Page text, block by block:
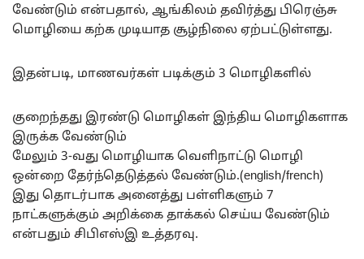
வேண்டும் என்பதால், ஆங்கிலம் தவிர்த்து பிரெஞ்சு
மொழியை கற்க முடியாத சூழ்நிலை ஏற்பட்டுள்ளது.
இதன்படி, மாணவர்கள் படிக்கும் 3 மொழிகளில்
குறைந்தது இரண்டு மொழிகள் இந்திய மொழிகளாக
இருக்க வேண்டும்
மேலும் 3-வது மொழியாக வெளிநாட்டு மொழி
ஒன்றை தேர்ந்தெடுத்தல் வேண்டும்.(english/french)
இது தொடர்பாக அனைத்து பள்ளிகளும் 7
நாட்களுக்கும் அறிக்கை தாக்கல் செய்ய வேண்டும்
என்பதும் சிபிஎஸ்இ உத்தரவு.